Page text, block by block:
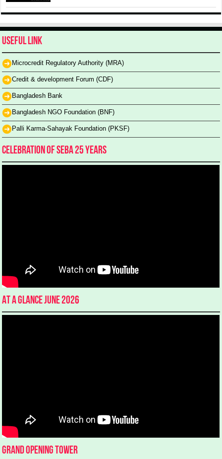
Useful Link
Microcredit Regulatory Authority (MRA)
Credit & development Forum (CDF)
Bangladesh Bank
Bangladesh NGO Foundation (BNF)
Palli Karma-Sahayak Foundation (PKSF)
Celebration of SEBA 25 Years
At a glance June 2026
Grand Opening Tower